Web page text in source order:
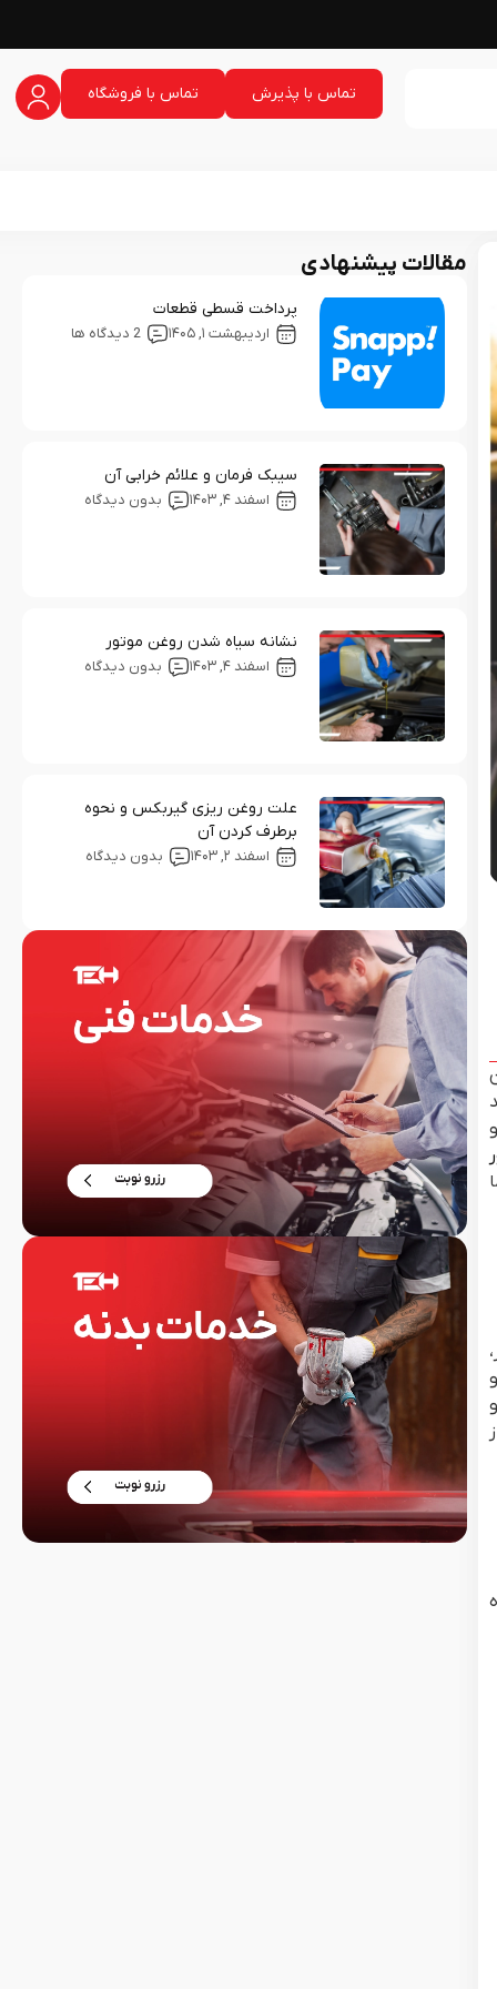
تماس با پذیرش تماس با فروشگاه
مقالات پیشنهادی
پرداخت قسطی قطعات
اردیبهشت ۱, ۱۴۰۵ 2 دیدگاه ها
سیبک فرمان و علائم خرابی آن
اسفند ۴, ۱۴۰۳ بدون دیدگاه
نشانه سیاه شدن روغن موتور
اسفند ۴, ۱۴۰۳ بدون دیدگاه
علت روغن ریزی گیربکس و نحوه
برطرف کردن آن
اسفند ۲, ۱۴۰۳ بدون دیدگاه